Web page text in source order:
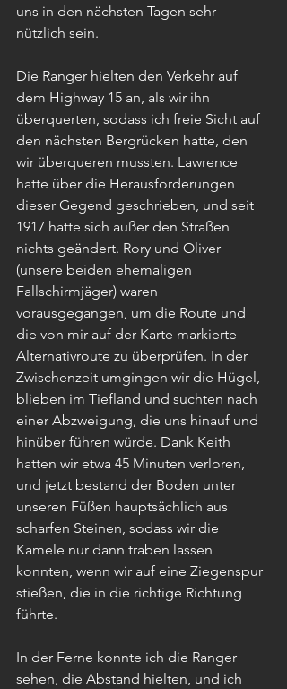
uns in den nächsten Tagen sehr
nützlich sein.
Die Ranger hielten den Verkehr auf
dem Highway 15 an, als wir ihn
überquerten, sodass ich freie Sicht auf
den nächsten Bergrücken hatte, den
wir überqueren mussten. Lawrence
hatte über die Herausforderungen
dieser Gegend geschrieben, und seit
1917 hatte sich außer den Straßen
nichts geändert. Rory und Oliver
(unsere beiden ehemaligen
Fallschirmjäger) waren
vorausgegangen, um die Route und
die von mir auf der Karte markierte
Alternativroute zu überprüfen. In der
Zwischenzeit umgingen wir die Hügel,
blieben im Tiefland und suchten nach
einer Abzweigung, die uns hinauf und
hinüber führen würde. Dank Keith
hatten wir etwa 45 Minuten verloren,
und jetzt bestand der Boden unter
unseren Füßen hauptsächlich aus
scharfen Steinen, sodass wir die
Kamele nur dann traben lassen
konnten, wenn wir auf eine Ziegenspur
stießen, die in die richtige Richtung
führte.
In der Ferne konnte ich die Ranger
sehen, die Abstand hielten, und ich